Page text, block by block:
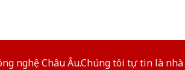
nghệ Châu Âu.Chúng tôi tự tin là